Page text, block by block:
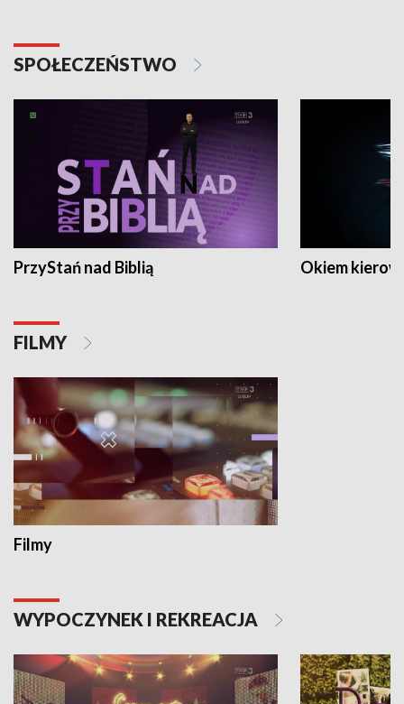
SPOŁECZEŃSTWO
PrzyStań nad Biblią Okiem
FILMY
Filmy
WYPOCZYNEK I REKREACJA